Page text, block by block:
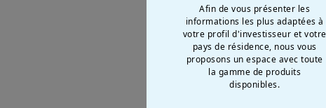
Afin de vous présenter les
informations les plus adaptées à
votre profil d'investisseur et votre
pays de résidence, nous vous
proposons un espace avec toute
la gamme de produits
disponibles.
Qu'est-ce qu'un
Un fonds monétaire est un